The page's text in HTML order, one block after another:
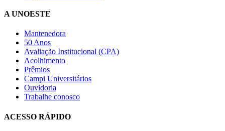
A UNOESTE
Mantenedora
50 Anos
Avaliação Institucional (CPA)
Acolhimento
Prêmios
Campi Universitários
Ouvidoria
Trabalhe conosco
ACESSO RÁPIDO